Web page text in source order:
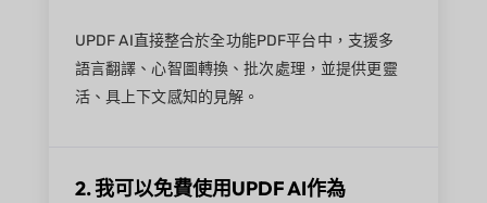
UPDF AI直接整合於全功能PDF平台中，支援多
語言翻譯、心智圖轉換、批次處理，並提供更靈
活、具上下文感知的見解。
2. 我可以免費使用UPDF AI作為